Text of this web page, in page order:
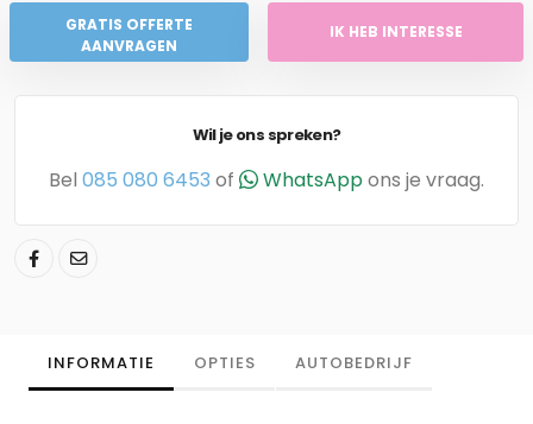
GRATIS OFFERTE
AANVRAGEN
IK HEB INTERESSE
Wil je ons spreken?
Bel 085 080 6453 of WhatsAppons je vraag.
INFORMATIE OPTIES AUTOBEDRIJF